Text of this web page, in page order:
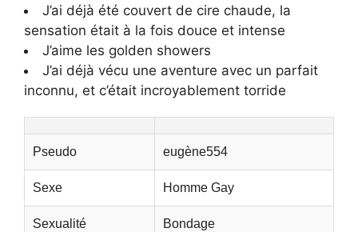
J’ai déjà été couvert de cire chaude, la
sensation était à la fois douce et intense
J’aime les golden showers
J’ai déjà vécu une aventure avec un parfait
inconnu, et c’était incroyablement torride
Pseudo eugène554
Sexe Homme Gay
Sexualité Bondage